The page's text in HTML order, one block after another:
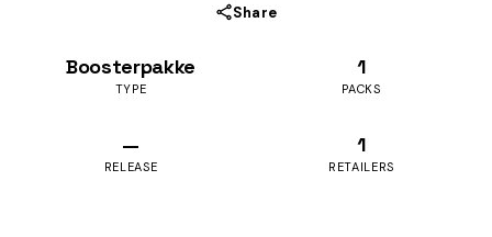
Share
Boosterpakke
TYPE
1
PACKS
—
RELEASE
1
RETAILERS